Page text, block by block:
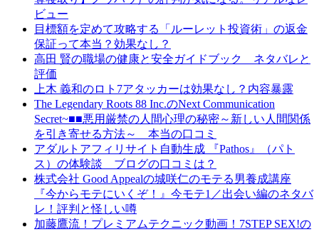
ビュー
目標額を定めて攻略する「ルーレット投資術」の返金
保証って本当？効果なし？
高田 賢の職場の健康と安全ガイドブック ネタバレと
評価
上木 義和のロト7アタッカーは効果なし？内容暴露
The Legendary Roots 88 Inc.のNext Communication
Secret~■■悪用厳禁の人間心理の秘密～新しい人間関係
を引き寄せる方法～ 本当の口コミ
アダルトアフィリサイト自動生成 『Pathos』（パト
ス）の体験談 ブログの口コミは？
株式会社 Good Appealの城咲仁のモテる男養成講座
『今からモテにいくぞ！』今モテ1／出会い編のネタバ
レ！評判と怪しい噂
加藤鷹流！プレミアムテクニック動画！7STEP SEX!の